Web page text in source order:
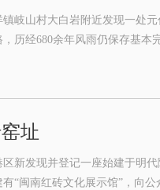
岐山村大白岩附近发现一
历经680余年风雨仍保存基本
址
新发现并登记一座始建于明
“闽南红砖文化展示馆”，向公